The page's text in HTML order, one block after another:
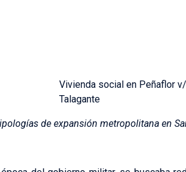
Vivienda social en Peñaflor
Talagante
de expansión metropolitana en